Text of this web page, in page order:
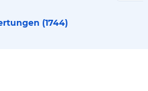
(1744)